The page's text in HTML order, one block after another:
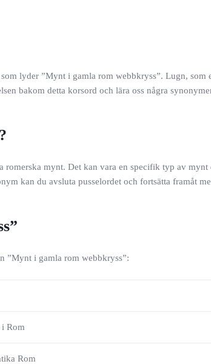
lyder ”Mynt i gamla rom webbkryss”. Lugn, som
bakom detta korsord och lära oss några
mynt. Det kan vara en specifik typ av mynt
kan du avsluta pusselordet och fortsätta framåt
”Mynt i gamla rom webbkryss”:
Rom
Rom